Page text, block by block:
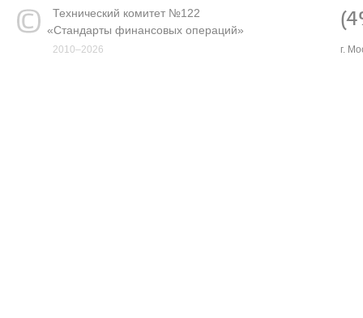
Технический комитет №122
«Стандарты финансовых операций»
2010–2026 г.